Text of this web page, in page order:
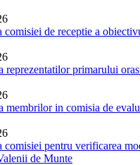
comisiei de receptie a
primarului
in comisia de
pentru verificarea
de Munte